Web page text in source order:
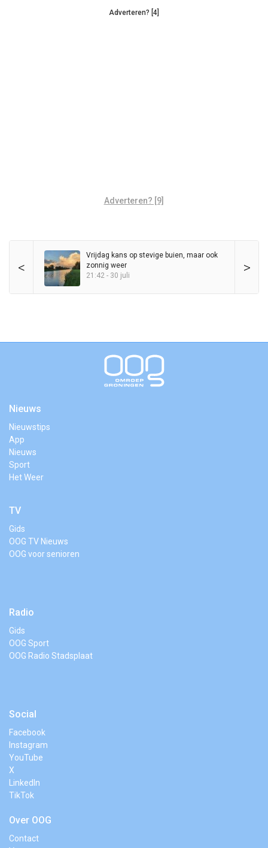
Adverteren? [4]
Adverteren? [9]
< >
Vrijdag kans op stevige buien, maar ook
zonnig weer
21:42 - 30 juli
Nieuws
Nieuwstips
App
Nieuws
Sport
Het Weer
TV
Gids
OOG TV Nieuws
OOG voor senioren
Radio
Gids
OOG Sport
OOG Radio Stadsplaat
Social
Facebook
Instagram
YouTube
X
LinkedIn
TikTok
Over OOG
Contact